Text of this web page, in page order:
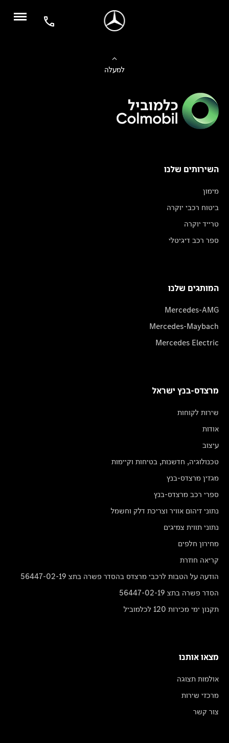
למעלה
השירותים שלנו
מימון
ביטוח רכבי יוקרה
טרייד יוקרה
ספר רכב דיגיטלי
המותגים שלנו
Mercedes-AMG
Mercedes-Maybach
Mercedes Electric
מרצדס-בנץ ישראל
שירות לקוחות
אודות
עיצוב
טכנולוגיה, חדשנות, בטיחות וקיימות
מגזין מרצדס-בנץ
ספרי רכב מרצדס-בנץ
נתוני זיהום אוויר וצריכת דלק וחשמל
נתוני תווית צמיגים
מחירון חלפים
קריאה חוזרת
הודעה על הטבות לרכבי מרצדס בהסדר פשרה בתצ 56447-02-19
הסדר פשרה בתצ 56447-02-19
תקנון ימי מכירות 120 לכלמוביל
מצאו אותנו
אולמות תצוגה
מרכזי שירות
צור קשר